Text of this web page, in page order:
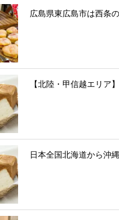
広島県東広島市は西条
【北陸・甲信越エリア
日本全国北海道から沖